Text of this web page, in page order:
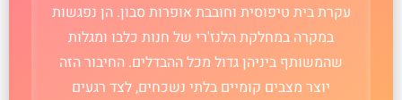
עקרת בית טיפוסית וחובבת אופרות סבון. הן נפגשות
במקרה במחלקת הלנז'רי של חנות כלבו ומגלות
שהמשותף ביניהן גדול מכל ההבדלים. החיבור הזה
יוצר מצבים קומיים בלתי נשכחים, לצד רגעים